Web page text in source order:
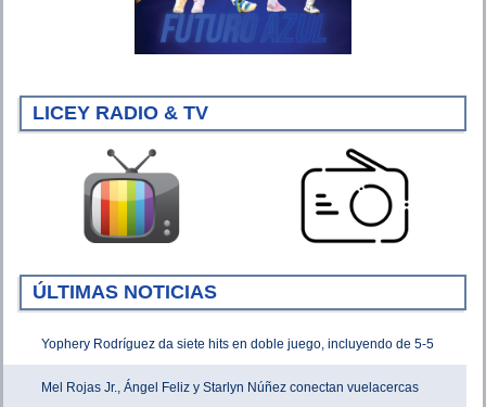
LICEY RADIO & TV
ÚLTIMAS NOTICIAS
Yophery Rodríguez da siete hits en doble juego, incluyendo de 5-5
Mel Rojas Jr., Ángel Feliz y Starlyn Núñez conectan vuelacercas